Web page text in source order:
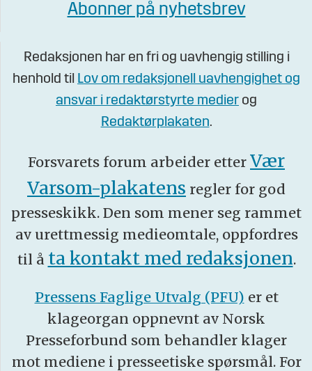
Abonner på nyhetsbrev
Redaksjonen har en fri og uavhengig stilling i
henhold til Lov om redaksjonell uavhengighet og
ansvar i redaktørstyrte medier og
Redaktørplakaten.
Forsvarets forum arbeider etter Vær
Varsom-plakatens regler for god
presseskikk. Den som mener seg rammet
av urettmessig medieomtale, oppfordres
til å ta kontakt med redaksjonen.
Pressens Faglige Utvalg (PFU) er et
klageorgan oppnevnt av Norsk
Presseforbund som behandler klager
mot mediene i presseetiske spørsmål. For